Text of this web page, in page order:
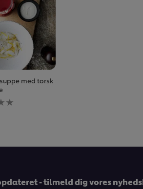
med torsk
- tilmeld dig vores